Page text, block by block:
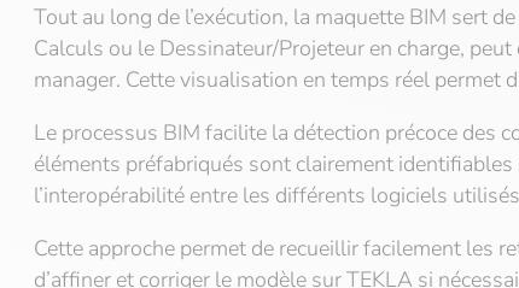
Tout au long de l’exécution, la maquette BIM sert
Calculs ou le Dessinateur/Projeteur en charge,
manager. Cette visualisation en temps réel permet
Le processus BIM facilite la détection précoce des
éléments préfabriqués sont clairement
l’interopérabilité entre les différents logiciels
Cette approche permet de recueillir facilement les
d’affiner et corriger le modèle sur TEKLA si